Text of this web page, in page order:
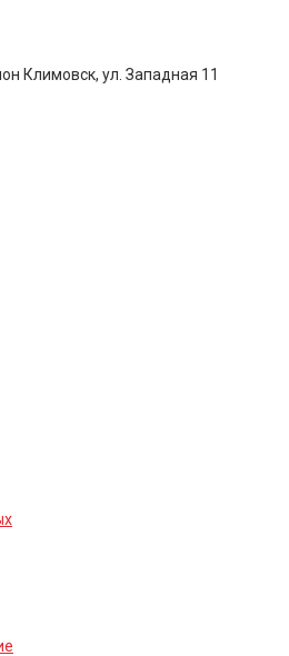
Климовск, ул. Западная 11